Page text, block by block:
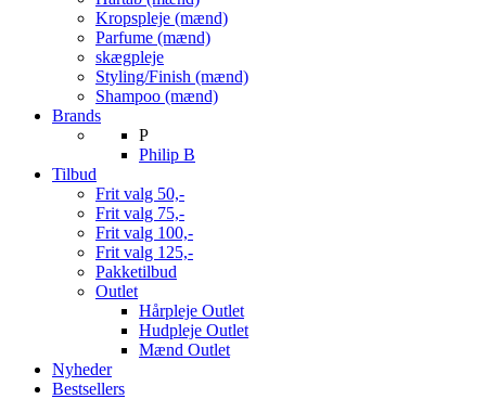
Kropspleje (mænd)
Parfume (mænd)
skægpleje
Styling/Finish (mænd)
Shampoo (mænd)
Brands
P
Philip B
Tilbud
Frit valg 50,-
Frit valg 75,-
Frit valg 100,-
Frit valg 125,-
Pakketilbud
Outlet
Hårpleje Outlet
Hudpleje Outlet
Mænd Outlet
Nyheder
Bestsellers